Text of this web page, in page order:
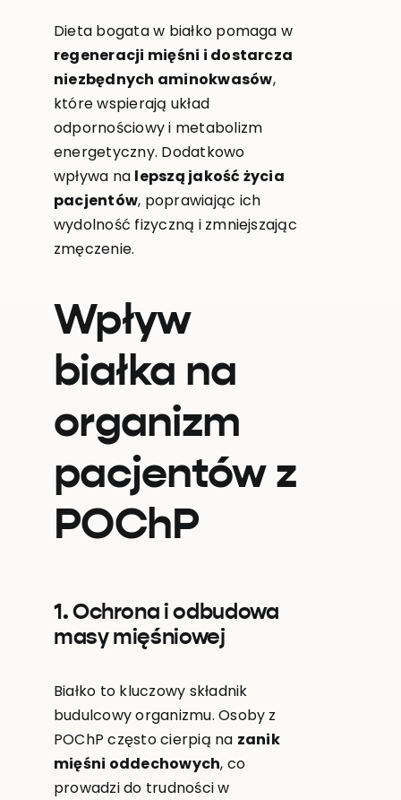
Dieta bogata w białko pomaga w
regeneracji mięśni i dostarcza
niezbędnych aminokwasów,
które wspierają układ
odpornościowy i metabolizm
energetyczny. Dodatkowo
wpływa na lepszą jakość życia
pacjentów, poprawiając ich
wydolność fizyczną i zmniejszając
zmęczenie.
Wpływ
białka na
organizm
pacjentów z
POChP
1. Ochrona i odbudowa
masy mięśniowej
Białko to kluczowy składnik
budulcowy organizmu. Osoby z
POChP często cierpią na zanik
mięśni oddechowych, co
prowadzi do trudności w